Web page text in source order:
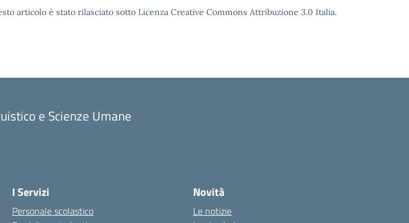
articolo è stato rilasciato sotto Licenza Creative Commons Attribuzione 3.0 Italia.
e Scienze Umane
I Servizi
Personale scolastico
Novità
Le notizie